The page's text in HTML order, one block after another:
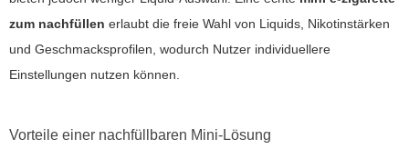
zum nachfüllen erlaubt die freie Wahl von Liquids, Nikotinstärken
und Geschmacksprofilen, wodurch Nutzer individuellere
Einstellungen nutzen können.
Vorteile einer nachfüllbaren Mini-Lösung